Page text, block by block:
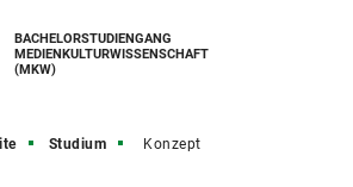
BACHELORSTUDIENGANG
MEDIENKULTURWISSENSCHAFT
(MKW)
Studium Konzept